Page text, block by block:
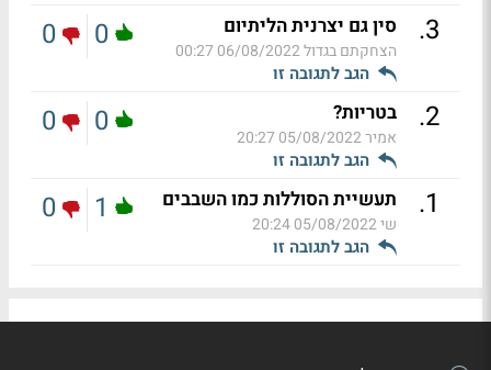
3
. סין גם יצרנית הליתיום
הצחקתם בגדול06/08/2022 00:27
הגב לתגובה זו
0
0
2
. בטריות?
אמיר05/08/2022 20:27
הגב לתגובה זו
0
0
1
. תעשיית הסוללות כמו השבבים
שי05/08/2022 20:24
הגב לתגובה זו
1
0